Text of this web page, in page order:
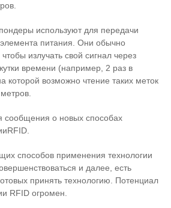
используют для передачи
элемента питания. Они обычно
излучать свой сигнал через
времени (например, 2 раз в
которой возможно чтение таких меток
сообщения о новых способах
способов применения технологии
и далее, есть
принять технологию. Потенциал
RFID огромен.